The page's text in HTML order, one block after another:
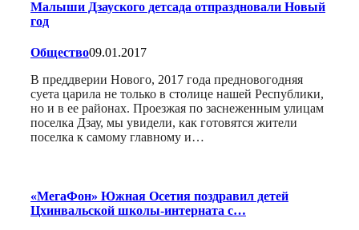
Малыши Дзауского детсада отпраздновали Новый
год
Общество09.01.2017
В преддверии Нового, 2017 года предновогодняя
суета царила не только в столице нашей Республики,
но и в ее районах. Проезжая по заснеженным улицам
поселка Дзау, мы увидели, как готовятся жители
поселка к самому главному и…
«МегаФон» Южная Осетия поздравил детей
Цхинвальской школы-интерната с…